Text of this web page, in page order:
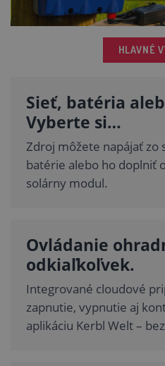
HLAVNÉ
Sieť, batéria
Vyberte si…
Zdroj môžete napájať zo
batérie alebo ho doplniť
solárny modul.
Ovládanie
odkiaľkoľvek.
Integrované cloudové
zapnutie, vypnutie aj
aplikáciu Kerbl Welt –